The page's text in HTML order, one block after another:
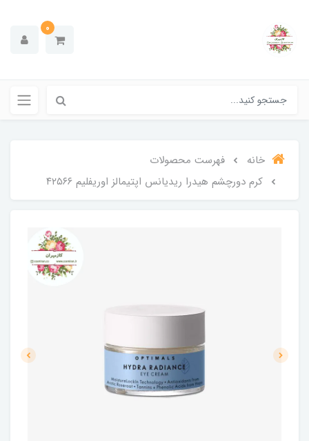
0
خانه
فهرست محصولات
کرم دورچشم هیدرا ریدیانس اپتیمالز اوریفلیم ۴۲۵۶۶